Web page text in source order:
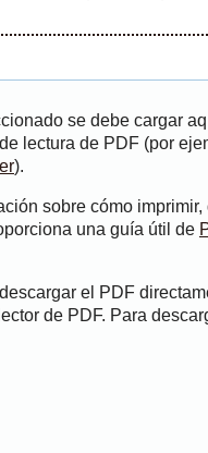
se debe cargar
lectura de PDF (por
).
sobre cómo
una guía útil de
el PDF
de PDF. Para